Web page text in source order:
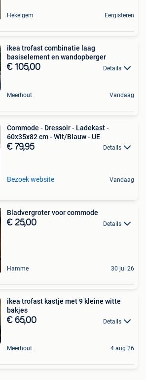
Hekelgem Eergisteren
ikea trofast combinatie laag
basiselement en wandopberger
€ 105,00 Details
Meerhout Vandaag
Commode - Dressoir - Ladekast -
60x35x82 cm - Wit/Blauw - UE
€ 79,95 Details
Bezoek website Vandaag
Bladvergroter voor commode
€ 25,00 Details
Hamme 30 jul 26
ikea trofast kastje met 9 kleine witte
bakjes
€ 65,00 Details
Meerhout 4 aug 26